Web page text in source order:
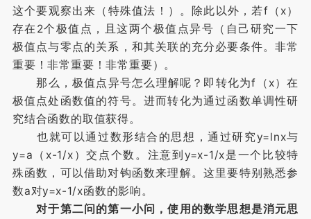
这个要观察出来（特殊值法！）。除此以外，若f（x）
存在2个极值点，且这两个极值点异号（自己研究一下
极值点与零点的关系，和其关联的充分必要条件。非常
重要！非常重要！非常重要）。
那么，极值点异号怎么理解呢？即转化为f（x）在
极值点处函数值的符号。进而转化为通过函数单调性研
究结合函数的取值获得。
也就可以通过数形结合的思想，通过研究y=lnx与
y=a（x-1/x）交点个数。注意到y=x-1/x是一个比较特
殊函数，可以借助对钩函数来理解。这里要特别熟悉参
数a对y=x-1/x函数的影响。
对于第二问的第一小问，使用的数学思想是消元思